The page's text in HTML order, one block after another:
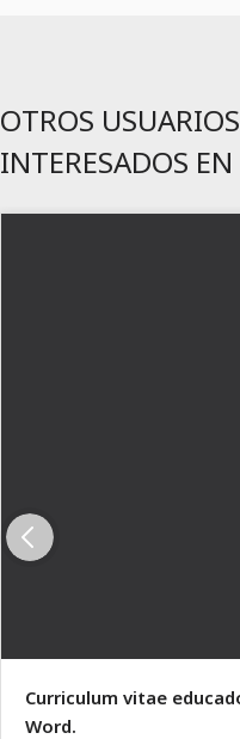
OTROS
INTERESADOS EN
Curriculum vitae
Word.